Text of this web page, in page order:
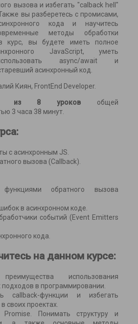
вызова и избегать "calback hell"
вы разберетесь с промисами,
кода и научитесь
методы обработки
курс, вы будете иметь полное
JavaScript, уметь
async/await и
асинхронный код.
Киян, FrontEnd Developer.
из 8 уроков общей
3 часа 38 минут.
с асинхронным JS.
вызова (Callback).
обратного вызова
в асинхронном коде.
событий (Event Emitters
кода.
на данном курсе:
использования
подходов в программировании.
callback-функции и избегать
своих проектах.
Promise. Понимать структуру и